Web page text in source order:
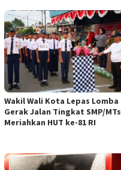
Wakil Wali Kota Lepas Lomba
Gerak Jalan Tingkat SMP/MTs
Meriahkan HUT ke-81 RI